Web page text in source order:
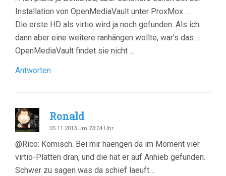
Installation von OpenMediaVault unter ProxMox …
Die erste HD als virtio wird ja noch gefunden. Als ich
dann aber eine weitere ranhängen wollte, war’s das …
OpenMediaVault findet sie nicht …
Antworten
Ronald
05.11.2013 um 23:04 Uhr
@Rico: Komisch. Bei mir haengen da im Moment vier
virtio-Platten dran, und die hat er auf Anhieb gefunden.
Schwer zu sagen was da schief laeuft…